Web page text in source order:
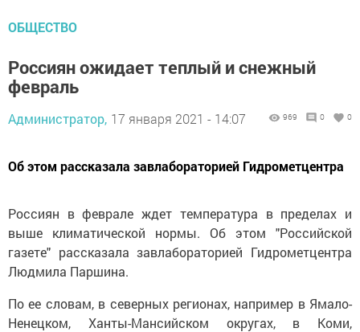
ОБЩЕСТВО
Россиян ожидает теплый и снежный
февраль
Администратор, 17 января 2021 - 14:07 969 0 0
Об этом рассказала завлабораторией Гидрометцентра
Россиян в феврале ждет температура в пределах и
выше климатической нормы. Об этом "Российской
газете" рассказала завлабораторией Гидрометцентра
Людмила Паршина.
По ее словам, в северных регионах, например в Ямало-
Ненецком, Ханты-Мансийском округах, в Коми,